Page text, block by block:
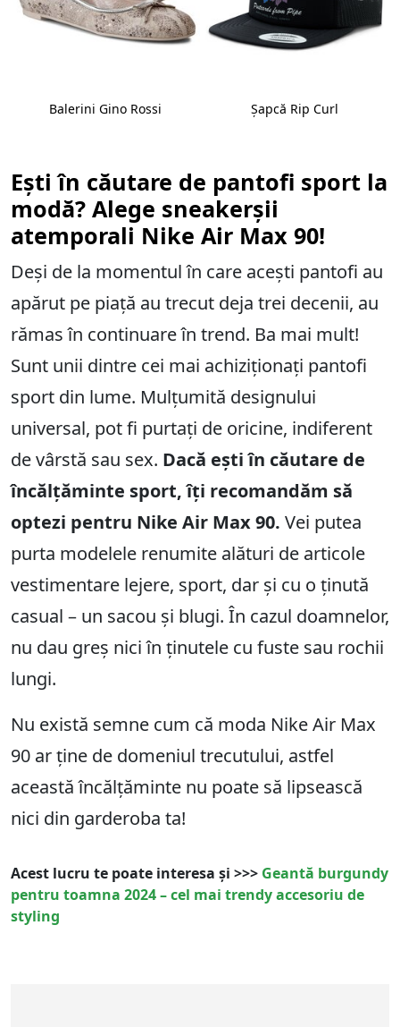
Balerini Gino Rossi Șapcă Rip Curl
Ești în căutare de pantofi sport la
modă? Alege sneakerșii
atemporali Nike Air Max 90!
Deși de la momentul în care acești pantofi au
apărut pe piață au trecut deja trei decenii, au
rămas în continuare în trend. Ba mai mult!
Sunt unii dintre cei mai achiziționați pantofi
sport din lume. Mulțumită designului
universal, pot fi purtați de oricine, indiferent
de vârstă sau sex. Dacă ești în căutare de
încălțăminte sport, îți recomandăm să
optezi pentru Nike Air Max 90. Vei putea
purta modelele renumite alături de articole
vestimentare lejere, sport, dar și cu o ținută
casual – un sacou și blugi. În cazul doamnelor,
nu dau greș nici în ținutele cu fuste sau rochii
lungi.
Nu există semne cum că moda Nike Air Max
90 ar ține de domeniul trecutului, astfel
această încălțăminte nu poate să lipsească
nici din garderoba ta!
Acest lucru te poate interesa și >>> Geantă burgundy
pentru toamna 2024 – cel mai trendy accesoriu de
styling